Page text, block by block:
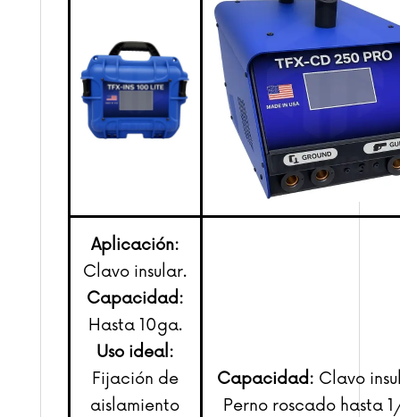
Aplicación:
Clavo insular.
Capacidad:
Hasta 10ga.
Uso ideal:
Fijación de
aislamiento
Capacidad: Clavo
Perno roscado hasta